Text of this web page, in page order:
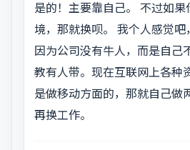
是的！主要靠自己。 不过如
境，那就换呗。 我个人感觉
因为公司没有牛人，而是自己
教有人带。现在互联网上各种
是做移动方面的，那就自己做
再换工作。